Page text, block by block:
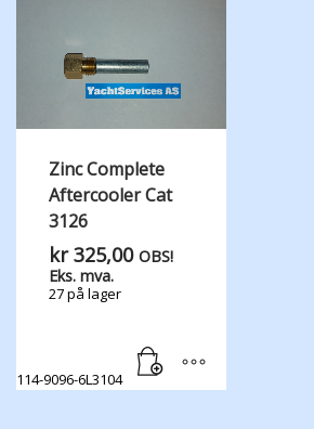
Zinc Complete
Aftercooler Cat
3126
kr325,00 OBS!
Eks. mva.
27 på lager
114-9096-6L3104